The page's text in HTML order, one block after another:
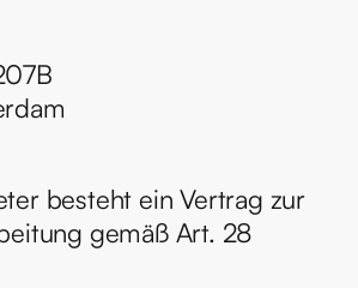
besteht ein Vertrag zur
gemäß Art. 28